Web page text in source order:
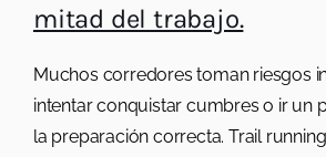
mitad del trabajo.
Muchos corredores toman riesgos
intentar conquistar cumbres o ir un
la preparación correcta. Trail